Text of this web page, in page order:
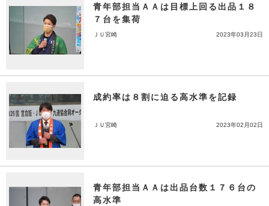
青年部担当ＡＡは目標上回る出品１８
７台を集荷
ＪＵ宮崎 2023年03月23日
成約率は８割に迫る高水準を記録
ＪＵ宮崎 2023年02月02日
青年部担当ＡＡは出品台数１７６台の
高水準